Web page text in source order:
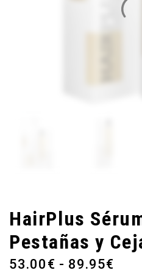
HairPlus
Pestañas y
53.00 € - 89.95€